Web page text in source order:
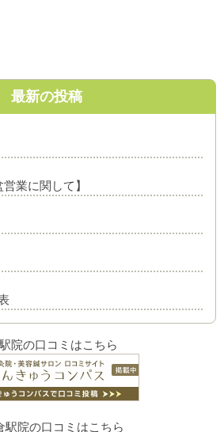
最新の投稿
業に関して】
院の口コミはこちら
駅院の口コミはこちら